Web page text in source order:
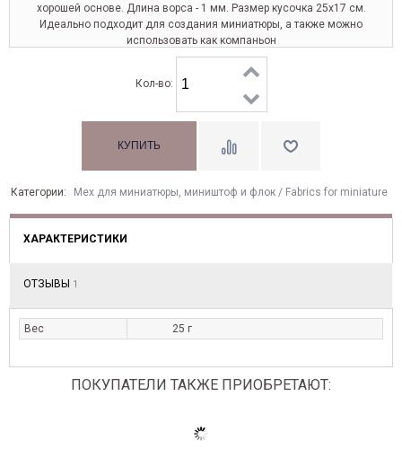
хорошей основе. Длина ворса - 1 мм. Размер кусочка 25х17 см.
Идеально подходит для создания миниатюры, а также можно
использовать как компаньон
Кол-во:
Категории: Мех для миниатюры, миништоф и флок / Fabrics for miniature
ХАРАКТЕРИСТИКИ
ОТЗЫВЫ 1
Вес 25 г
ПОКУПАТЕЛИ ТАКЖЕ ПРИОБРЕТАЮТ: